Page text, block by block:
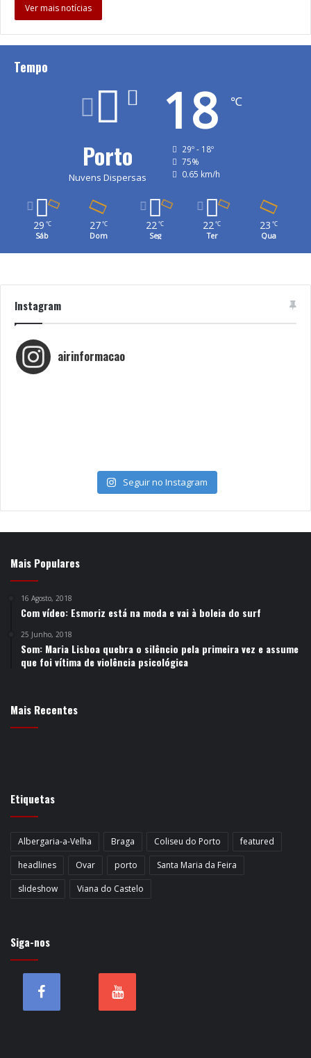
contemporânea. Em 2026, o tema proposto – “Museus
museus enquanto lugares de aproximação entre
comunidades, promotores de diálogo, diversidade,
Foto: Paulo Pacheco
Centro Cultural Vila Flor
Dia Internacional dos Museus
Museus de Guimarães
Ver mais notícias
Tempo
Porto
Nuvens Dispersas
18 ℃
29º - 18º
75%
0.65 km/h
29 ℃
Sáb
27 ℃
Dom
22℃
Seg
22℃
Ter
23 ℃
Qua
Instagram
airinformacao
Seguir no Instagram
Mais Populares
16 Agosto, 2018
Com vídeo: Esmoriz está na moda e vai à boleia do surf
25 Junho, 2018
Som: Maria Lisboa quebra o silêncio pela primeira vez e assume
que foi vítima de violência psicológica
Mais Recentes
Etiquetas
Albergaria-a-Velha Braga Coliseu do Porto
featured
headlines
Ovar porto
Santa Maria da Feira
slideshow
Viana do Castelo
Siga-nos